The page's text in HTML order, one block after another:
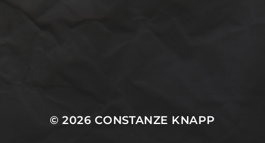
© 2026 CONSTANZE KNAPP